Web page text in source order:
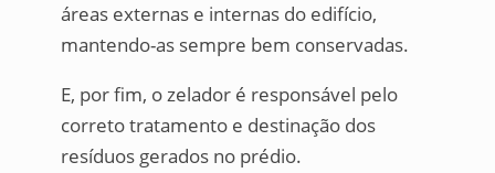
áreas externas e internas do edifício,
mantendo-as sempre bem conservadas.
E, por fim, o zelador é responsável pelo
correto tratamento e destinação dos
resíduos gerados no prédio.